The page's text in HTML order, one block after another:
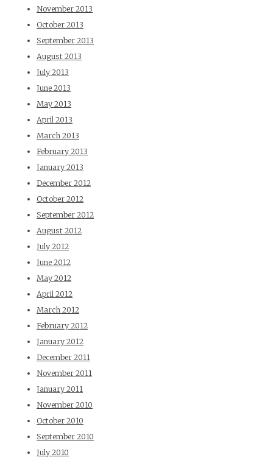
November 2013
October 2013
September 2013
August 2013
July 2013
June 2013
May 2013
April 2013
March 2013
February 2013
January 2013
December 2012
October 2012
September 2012
August 2012
July 2012
June 2012
May 2012
April 2012
March 2012
February 2012
January 2012
December 2011
November 2011
January 2011
November 2010
October 2010
September 2010
July 2010